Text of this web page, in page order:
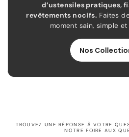
d’ustensiles pratiques,
revêtements nocifs. Faites
moment sain, simple et
Nos
TROUVEZ UNE RÉPONSE À VOTRE
NOTRE FOIRE AUX